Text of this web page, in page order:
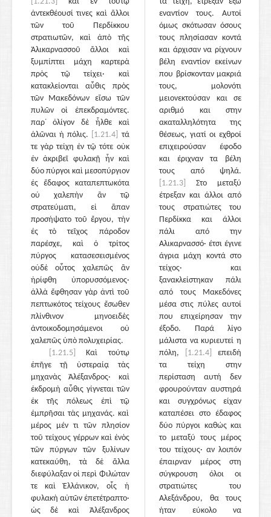
ἀντεκθέουσί τινες καὶ ἄλλοι
τῶν τοῦ Περδίκκου
στρατιωτῶν, καὶ ἀπὸ τῆς
Ἁλικαρνασσοῦ ἄλλοι καὶ
ξυμπίπτει μάχη καρτερὰ
πρὸς τῷ τείχει· καὶ
κατακλείονται αὖθις πρὸς
τῶν Μακεδόνων εἴσω τῶν
πυλῶν οἱ ἐπεκδραμόντες.
παρ᾽ ὀλίγον δὲ ἦλθε καὶ
ἁλῶναι ἡ πόλις.
[1.21.4] τά
τε γὰρ τείχη ἐν τῷ τότε οὐκ
ἐν ἀκριβεῖ φυλακῇ ἦν καὶ
δύο πύργοι καὶ μεσοπύργιον
ἐς ἔδαφος καταπεπτωκότα
οὐ χαλεπὴν ἂν τῷ
στρατεύματι, εἰ ἅπαν
προσήψατο τοῦ ἔργου, τὴν
ἐς τὸ τεῖχος πάροδον
παρέσχε, καὶ ὁ τρίτος
πύργος κατασεσεισμένος
οὐδὲ οὗτος χαλεπῶς ἂν
ἠρίφθη ὑπορυσσόμενος·
ἀλλὰ ἔφθησαν γὰρ ἀντὶ τοῦ
πεπτωκότος τείχους ἔσωθεν
πλίνθινον μηνοειδὲς
ἀντοικοδομησάμενοι οὐ
χαλεπῶς ὑπὸ πολυχειρίας.
[1.21.5]
Καὶ τούτῳ
ἐπῆγε τῇ ὑστεραίᾳ τὰς
μηχανὰς Ἀλέξανδρος· καὶ
ἐκδρομὴ αὖθις γίγνεται τῶν
ἐκ τῆς πόλεως ἐπὶ τῷ
ἐμπρῆσαι τὰς μηχανάς. καὶ
μέρος μέν τι τῶν πλησίον
τοῦ τείχους γέρρων καὶ ἑνὸς
τῶν πύργων τῶν ξυλίνων
κατεκαύθη, τὰ δὲ ἄλλα
διεφύλαξαν οἱ περὶ Φιλώταν
τε καὶ Ἑλλάνικον, οἷς ἡ
φυλακὴ αὐτῶν ἐπετέτραπτο·
ὡς δὲ καὶ Ἀλέξανδρος
εναντίον τους. Αυτοί
όμως σκότωσαν όσους
τους πλησίασαν κοντά
και άρχισαν να ρίχνουν
βέλη εναντίον εκείνων
που βρίσκονταν μακριά
τους, μολονότι
μειονεκτούσαν και σε
αριθμό και στην
ακαταλληλότητα της
θέσεως, γιατί οι εχθροί
επιχειρούσαν έφοδο
και έριχναν τα βέλη
τους από ψηλά.
[1.21.3]
Στο μεταξύ
έτρεξαν και άλλοι από
τους στρατιώτες του
Περδίκκα και άλλοι
πάλι από την
Αλικαρνασσό· έτσι έγινε
άγρια μάχη κοντά στο
τείχος· και
ξανακλείστηκαν πάλι
από τους Μακεδόνες
μέσα στις πύλες αυτοί
που επιχείρησαν την
έξοδο. Παρά λίγο
μάλιστα να κυριευτεί η
πόλη,
[1.21.4]
επειδή
τα τείχη στην
περίσταση αυτή δεν
φρουρούνταν αυστηρά
και συγχρόνως είχαν
καταπέσει στο έδαφος
δύο πύργοι καθώς και
το μεταξύ τους μέρος
του τείχους· αν λοιπόν
έπαιρναν μέρος στη
σύγκρουση όλοι οι
στρατιώτες του
Αλεξάνδρου, θα τους
ήταν εύκολο να